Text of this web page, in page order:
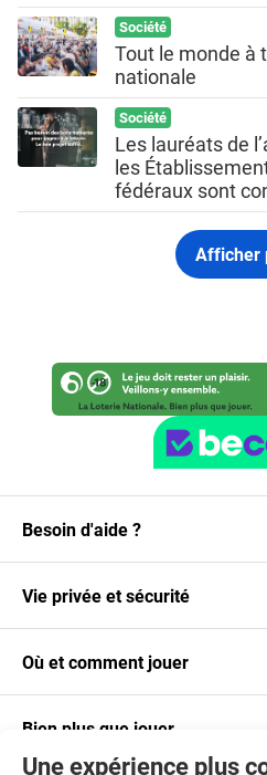
Société
Tout le monde à
nationale
Société
Les lauréats de
les
fédéraux sont
Afficher
Une expérience plus
Besoin d'aide ?
Vie privée et sécurité
Où et comment jouer
Bien plus que jouer